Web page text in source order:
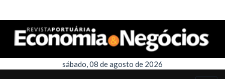
sábado, 08 de agosto de 2026